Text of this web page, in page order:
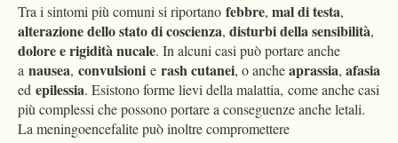
Tra i sintomi più comuni si riportano febbre, mal di testa,
alterazione dello stato di coscienza, disturbi della sensibilità,
dolore e rigidità nucale. In alcuni casi può portare anche
a nausea, convulsioni e rash cutanei, o ancheaprassia, afasia
ed epilessia. Esistono forme lievi della malattia, come anche casi
più complessi che possono portare a conseguenze anche letali.
La meningoencefalite può inoltre compromettere